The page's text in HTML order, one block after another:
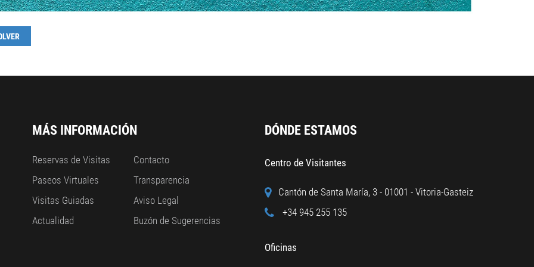
MÁS INFORMACIÓN
Reservas de Visitas
Paseos Virtuales
Visitas Guiadas
Actualidad
Contacto
Transparencia
Aviso Legal
Buzón de Sugerencias
DÓNDE ESTAMOS
Centro de Visitantes
Cantón de Santa María, 3 - 01001 - Vitoria-Gasteiz
+34 945 255 135
Oficinas